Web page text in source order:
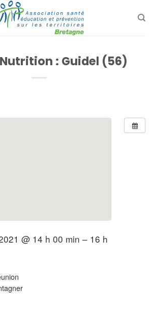
: Guidel (56)
@ 14 h 00 min – 16 h